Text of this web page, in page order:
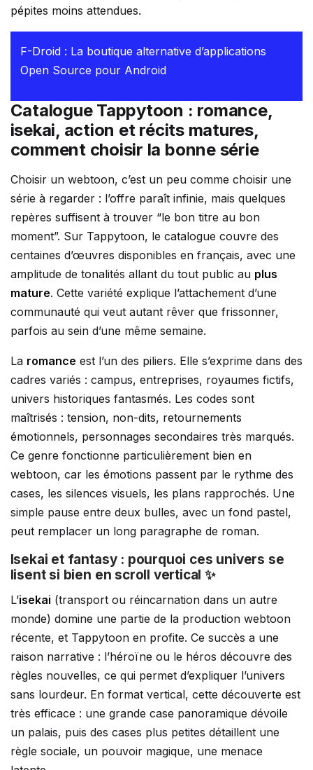
pépites moins attendues.
F-Droid : La boutique alternative d’applications
Open Source pour Android
Catalogue Tappytoon : romance,
isekai, action et récits matures,
comment choisir la bonne série
Choisir un webtoon, c’est un peu comme choisir une
série à regarder : l’offre paraît infinie, mais quelques
repères suffisent à trouver “le bon titre au bon
moment”. Sur Tappytoon, le catalogue couvre des
centaines d’œuvres disponibles en français, avec une
amplitude de tonalités allant du tout public au plus
mature. Cette variété explique l’attachement d’une
communauté qui veut autant rêver que frissonner,
parfois au sein d’une même semaine.
La romance est l’un des piliers. Elle s’exprime dans des
cadres variés : campus, entreprises, royaumes fictifs,
univers historiques fantasmés. Les codes sont
maîtrisés : tension, non-dits, retournements
émotionnels, personnages secondaires très marqués.
Ce genre fonctionne particulièrement bien en
webtoon, car les émotions passent par le rythme des
cases, les silences visuels, les plans rapprochés. Une
simple pause entre deux bulles, avec un fond pastel,
peut remplacer un long paragraphe de roman.
Isekai et fantasy : pourquoi ces univers se
lisent si bien en scroll vertical ✨
L’isekai (transport ou réincarnation dans un autre
monde) domine une partie de la production webtoon
récente, et Tappytoon en profite. Ce succès a une
raison narrative : l’héroïne ou le héros découvre des
règles nouvelles, ce qui permet d’expliquer l’univers
sans lourdeur. En format vertical, cette découverte est
très efficace : une grande case panoramique dévoile
un palais, puis des cases plus petites détaillent une
règle sociale, un pouvoir magique, une menace